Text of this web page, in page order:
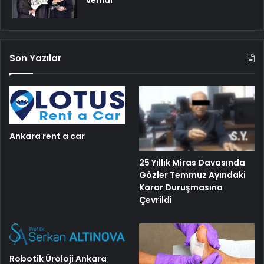
Son Yazılar
Ankara rent a car
25 Yıllık Miras Davasında
Gözler Temmuz Ayındaki
Karar Duruşmasına
Çevrildi
Robotik Üroloji Ankara